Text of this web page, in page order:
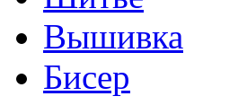
Вышивка
Бисер